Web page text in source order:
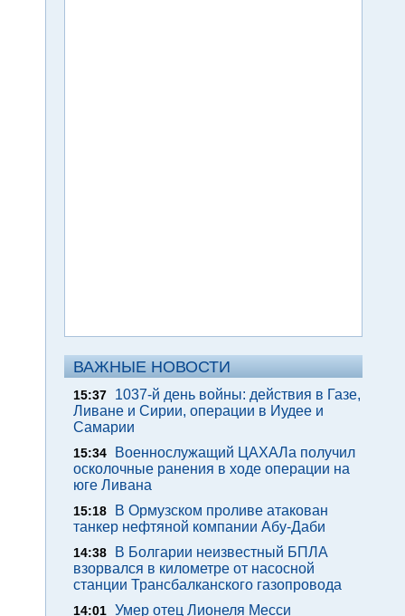
ВАЖНЫЕ НОВОСТИ
15:37
1037-й день войны: действия в Газе,
Ливане и Сирии, операции в Иудее и
Самарии
15:34
Военнослужащий ЦАХАЛа получил
осколочные ранения в ходе операции на
юге Ливана
15:18
В Ормузском проливе атакован
танкер нефтяной компании Абу-Даби
14:38
В Болгарии неизвестный БПЛА
взорвался в километре от насосной
станции Трансбалканского газопровода
14:01 Умер отец Лионеля Месси